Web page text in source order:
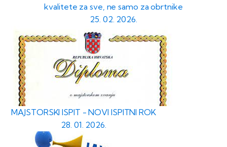
kvalitete za sve, ne samo za obrtnike
25. 02. 2026.
MAJSTORSKI ISPIT - NOVI ISPITNI ROK
28. 01. 2026.